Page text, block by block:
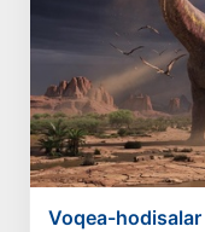
Voqea-hodisalar